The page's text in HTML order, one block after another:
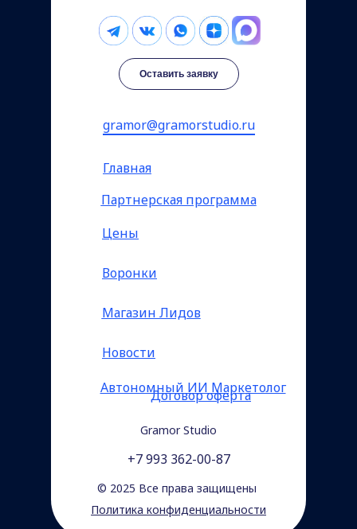
gramor@gramorstudio.ru
© 2025 Все права защищены
Политика конфиденциальности
Gramor Studio
Партнерская программа
Цены
Оставить заявку
Воронки
Магазин Лидов
Новости
Главная
Автономный ИИ Маркетолог
Договор оферта
+7 993 362-00-87